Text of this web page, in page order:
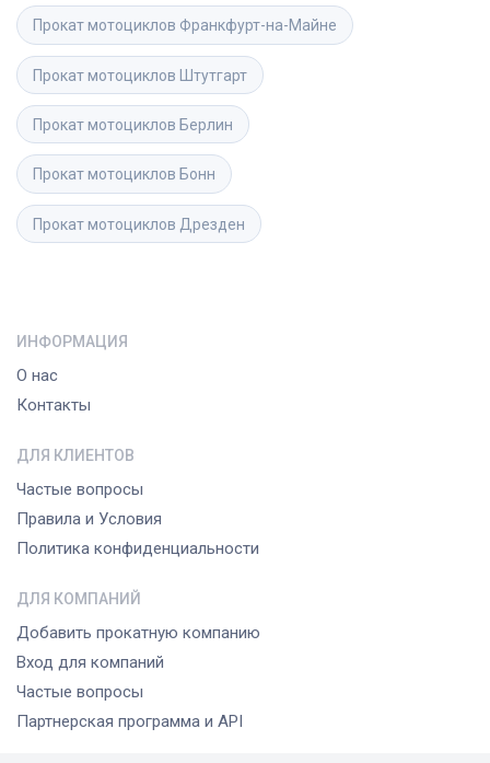
Прокат мотоциклов Франкфурт-на-Майне
Прокат мотоциклов Штутгарт
Прокат мотоциклов Берлин
Прокат мотоциклов Бонн
Прокат мотоциклов Дрезден
ИНФОРМАЦИЯ
О нас
Контакты
ДЛЯ КЛИЕНТОВ
Частые вопросы
Правила и Условия
Политика конфиденциальности
ДЛЯ КОМПАНИЙ
Добавить прокатную компанию
Вход для компаний
Частые вопросы
Партнерская программа и API